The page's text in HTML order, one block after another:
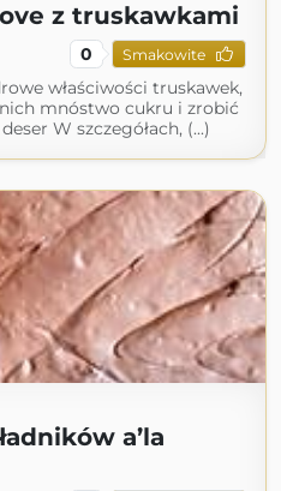
z truskawkami
0 Smakowite
właściwości truskawek,
mnóstwo cukru i zrobić
W szczegółach, (...)
a’la